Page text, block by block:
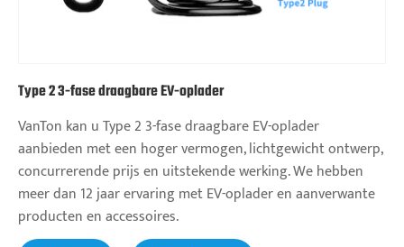
Type 2 3-fase draagbare EV-oplader
VanTon kan u Type 2 3-fase draagbare EV-oplader
aanbieden met een hoger vermogen, lichtgewicht ontwerp,
concurrerende prijs en uitstekende werking. We hebben
meer dan 12 jaar ervaring met EV-oplader en aanverwante
producten en accessoires.